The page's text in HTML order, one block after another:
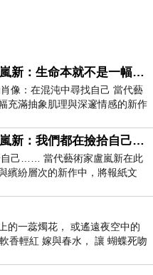
當代藝術家盧嵐新：生命本就不是一幅能被定義的肖像，在混亂與交疊中拼湊完整的靈魂
像：在混沌中尋找自己 當代藝
充滿抽象肌理與深邃情感的新作
，交織著塗抹、刮擦與
當代藝術家盧嵐新：我們都在撿拾自己，將散落的情緒與碎片，拼回生命完整的輪廓
自己…… 當代藝術家盧嵐新在此
繽紛層次的新作中，將報紙文
亮顏料層層
的一蕊燭花， 或遙遠夜空中的
香輕紅 嫁與春水， 讓 蝴蝶死吻
， 讓